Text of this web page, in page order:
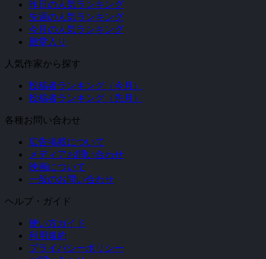
昨日の人気ランキング
先週の人気ランキング
今月の人気ランキング
殿堂入り
人気作家から探す
投稿者ランキング（今月）
投稿者ランキング（先月）
各種お問い合わせ
広告掲載について
メディアお問い合わせ
映画について
一般のお問い合わせ
ヘルプ・ガイド
使い方ガイド
利用規約
プライバシーポリシー